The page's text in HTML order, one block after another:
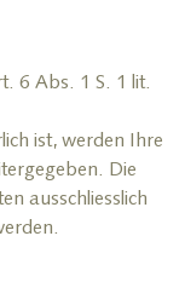
6 Abs. 1 S. 1 lit.
ist, werden Ihre
Die
ausschliesslich